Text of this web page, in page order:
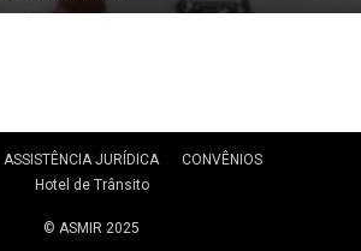
ASSISTÊNCIA JURÍDICA
CONVÊNIOS
Hotel de Trânsito
© ASMIR 2025